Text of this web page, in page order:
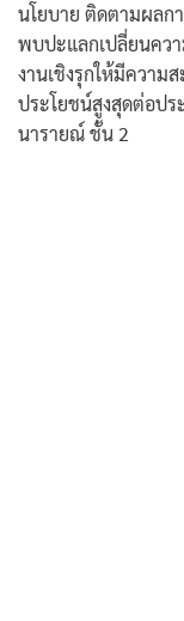
นโยบาย ติดตามผลก
พบปะแลกเปลี่ยนคว
งานเชิงรุกให้มีความ
ประโยชน์สูงสุดต่อป
นารายณ์ ชั้น 2